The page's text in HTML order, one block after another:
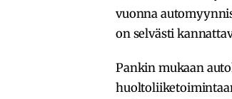
vuonna
on selvästi
Pankin mukaan